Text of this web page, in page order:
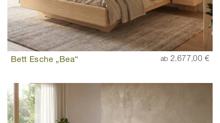
Bett Esche „Bea“ ab 2.677,00 €